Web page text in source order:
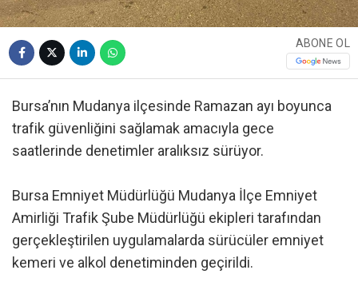
ABONE OL
Bursa’nın Mudanya ilçesinde Ramazan ayı boyunca
trafik güvenliğini sağlamak amacıyla gece
saatlerinde denetimler aralıksız sürüyor.
Bursa Emniyet Müdürlüğü Mudanya İlçe Emniyet
Amirliği Trafik Şube Müdürlüğü ekipleri tarafından
gerçekleştirilen uygulamalarda sürücüler emniyet
kemeri ve alkol denetiminden geçirildi.